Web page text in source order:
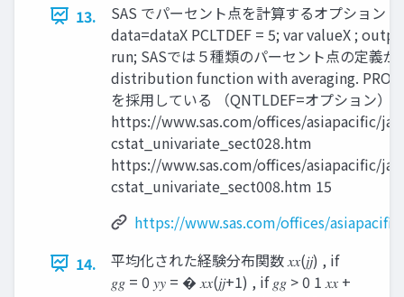
13.
SAS でパーセント点を計算するオプション
data=dataX PCLTDEF = 5; var valueX ;
run; SASでは５種類のパーセント点の定義
distribution function with averaging. PROC
を採用している （QNTLDEF=オプション）
https://www.sas.com/offices/asiapacific/
cstat_univariate_sect028.htm
https://www.sas.com/offices/asiapacific/
cstat_univariate_sect008.htm 15
https://www.sas.com/offices/
14.
平均化された経験分布関数 𝑥𝑥(𝑗𝑗) , if
𝑔𝑔 = 0 𝑦𝑦 = � 𝑥𝑥(𝑗𝑗+1) , if 𝑔𝑔 > 0 1 𝑥𝑥 +